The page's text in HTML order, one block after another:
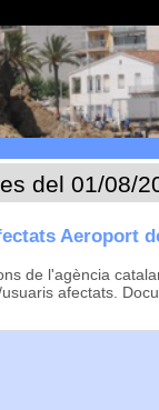
del 01/08/
Aeroport
de l'agència
afectats.